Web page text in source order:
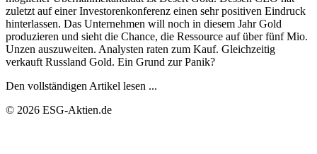
zuletzt auf einer Investorenkonferenz einen sehr positiven Eindruck
hinterlassen. Das Unternehmen will noch in diesem Jahr Gold
produzieren und sieht die Chance, die Ressource auf über fünf Mio.
Unzen auszuweiten. Analysten raten zum Kauf. Gleichzeitig
verkauft Russland Gold. Ein Grund zur Panik?
Den vollständigen Artikel lesen ...
© 2026 ESG-Aktien.de